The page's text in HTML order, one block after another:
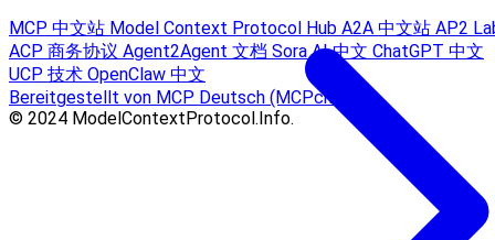
MCP 中文站 Model Context Protocol Hub A2A 中文站 AP2
ACP 商务协议 Agent2Agent 文档 Sora AI 中文 ChatGPT 中文
UCP 技术 OpenClaw 中文
Bereitgestellt von MCP Deutsch (MCPcn.com)
© 2024 ModelContextProtocol.Info.